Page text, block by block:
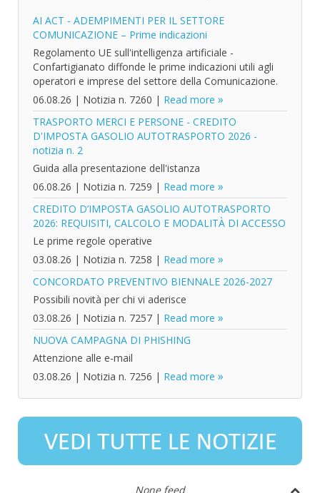
AI ACT - ADEMPIMENTI PER IL SETTORE
COMUNICAZIONE – Prime indicazioni
Regolamento UE sull'intelligenza artificiale -
Confartigianato diffonde le prime indicazioni utili agli
operatori e imprese del settore della Comunicazione.
06.08.26 | Notizia n. 7260 | Read more
TRASPORTO MERCI E PERSONE - CREDITO
D'IMPOSTA GASOLIO AUTOTRASPORTO 2026 -
notizia n. 2
Guida alla presentazione dell'istanza
06.08.26 | Notizia n. 7259 | Read more
CREDITO D’IMPOSTA GASOLIO AUTOTRASPORTO
2026: REQUISITI, CALCOLO E MODALITÀ DI ACCESSO
Le prime regole operative
03.08.26 | Notizia n. 7258 | Read more
CONCORDATO PREVENTIVO BIENNALE 2026-2027
Possibili novità per chi vi aderisce
03.08.26 | Notizia n. 7257 | Read more
NUOVA CAMPAGNA DI PHISHING
Attenzione alle e-mail
03.08.26 | Notizia n. 7256 | Read more
None feed